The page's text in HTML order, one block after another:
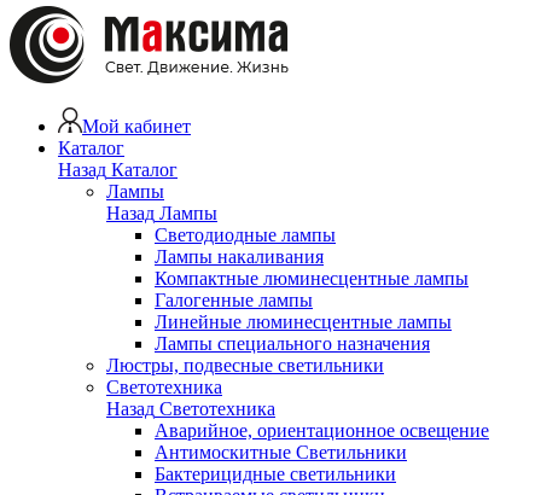
Мой кабинет
Каталог
Назад Каталог
Лампы
Назад Лампы
Светодиодные лампы
Лампы накаливания
Компактные люминесцентные лампы
Галогенные лампы
Линейные люминесцентные лампы
Лампы специального назначения
Люстры, подвесные светильники
Светотехника
Назад Светотехника
Аварийное, ориентационное освещение
Антимоскитные Светильники
Бактерицидные светильники